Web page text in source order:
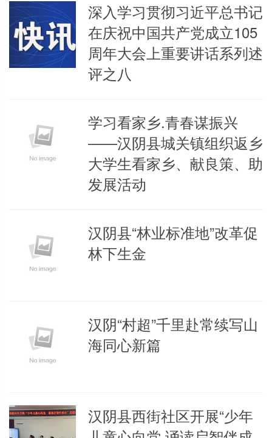
深入学习贯彻习近平总书记
在庆祝中国共产党成立105
周年大会上重要讲话系列述
评之八
学习看家乡.青春谋振兴
——汉阴县城关镇组织返乡
大学生看家乡、献良策、助
发展活动
汉阴县“林业标准地”改革促
林下生金
汉阴“村超”千里赴常续写山
海同心新篇
汉阴县西街社区开展“少年